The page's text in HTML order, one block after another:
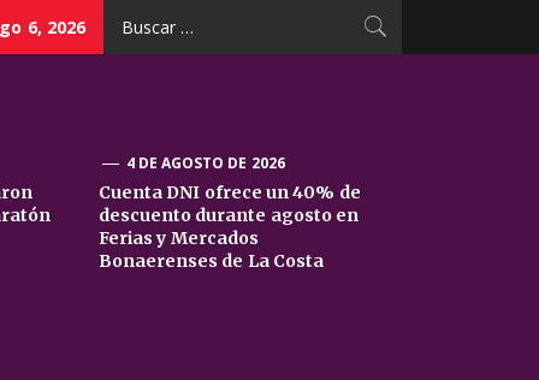
6, 2026
4 DE AGOSTO DE 2026
Cuenta DNI ofrece un 40% de
descuento durante agosto en
Ferias y Mercados
Bonaerenses de La Costa